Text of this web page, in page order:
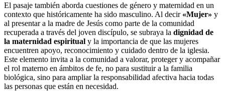
El pasaje también aborda cuestiones de género y maternidad en un
contexto que históricamente ha sido masculino. Al decir «Mujer» y
al presentar a la madre de Jesús como parte de la comunidad
recuperada a través del joven discípulo, se subraya la dignidad de
la maternidad espiritual y la importancia de que las mujeres
encuentren apoyo, reconocimiento y cuidado dentro de la iglesia.
Este elemento invita a la comunidad a valorar, proteger y acompañar
el rol materno en ámbitos de fe, no para sustituir a la familia
biológica, sino para ampliar la responsabilidad afectiva hacia todas
las personas que están en necesidad.